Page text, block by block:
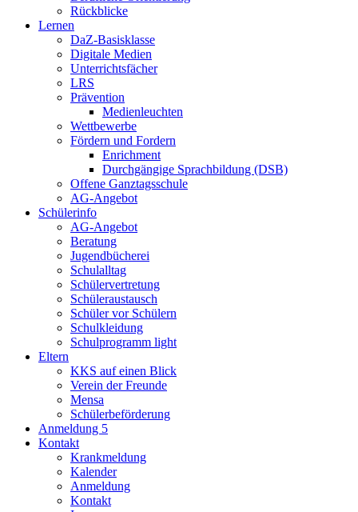
Rückblicke
Lernen
DaZ-Basisklasse
Digitale Medien
Unterrichtsfächer
LRS
Prävention
Medienleuchten
Wettbewerbe
Fördern und Fordern
Enrichment
Durchgängige Sprachbildung (DSB)
Offene Ganztagsschule
AG-Angebot
Schülerinfo
AG-Angebot
Beratung
Jugendbücherei
Schulalltag
Schülervertretung
Schüleraustausch
Schüler vor Schülern
Schulkleidung
Schulprogramm light
Eltern
KKS auf einen Blick
Verein der Freunde
Mensa
Schülerbeförderung
Anmeldung 5
Kontakt
Krankmeldung
Kalender
Anmeldung
Kontakt